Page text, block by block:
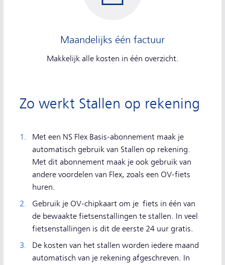
Maandelijks één factuur
Makkelijk alle kosten in één overzicht.
Zo werkt Stallen op rekening
Met een NS Flex Basis-abonnement maak je
automatisch gebruik van Stallen op rekening.
Met dit abonnement maak je ook gebruik van
andere voordelen van Flex, zoals een OV-fiets
huren.
Gebruik je OV-chipkaart om je fiets in één van
de bewaakte fietsenstallingen te stallen. In veel
fietsenstallingen is dit de eerste 24 uur gratis.
De kosten van het stallen worden iedere maand
automatisch van je rekening afgeschreven. In